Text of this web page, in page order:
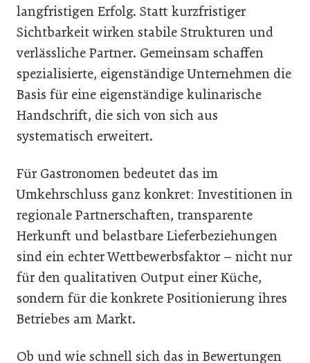
langfristigen Erfolg. Statt kurzfristiger
Sichtbarkeit wirken stabile Strukturen und
verlässliche Partner. Gemeinsam schaffen
spezialisierte, eigenständige Unternehmen die
Basis für eine eigenständige kulinarische
Handschrift, die sich von sich aus
systematisch erweitert.
Für Gastronomen bedeutet das im
Umkehrschluss ganz konkret: Investitionen in
regionale Partnerschaften, transparente
Herkunft und belastbare Lieferbeziehungen
sind ein echter Wettbewerbsfaktor – nicht nur
für den qualitativen Output einer Küche,
sondern für die konkrete Positionierung ihres
Betriebes am Markt.
Ob und wie schnell sich das in Bewertungen